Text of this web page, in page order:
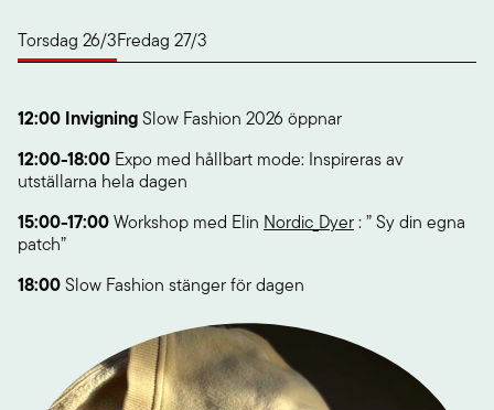
Torsdag 26/3Fredag 27/3
12:00 InvigningSlow Fashion 2026 öppnar
12:00-18:00 Expo med hållbart mode: Inspireras av
utställarna hela dagen
15:00-17:00Workshop med Elin Nordic_Dyer: ” Sy din egna
patch”
18:00Slow Fashion stänger för dagen